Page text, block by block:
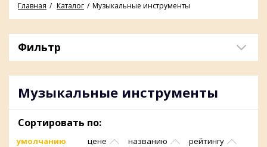
Главная Каталог Музыкальные инструменты
Фильтр
Музыкальные инструменты
Сортировать по:
умолчанию цене названию рейтингу